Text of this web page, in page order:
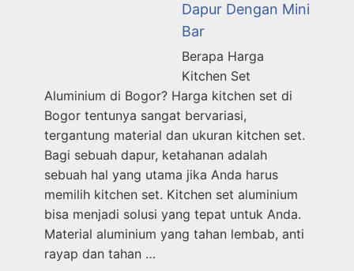
Dapur Dengan Mini
Bar
Berapa Harga
Kitchen Set
Aluminium di Bogor? Harga kitchen set di
Bogor tentunya sangat bervariasi,
tergantung material dan ukuran kitchen set.
Bagi sebuah dapur, ketahanan adalah
sebuah hal yang utama jika Anda harus
memilih kitchen set. Kitchen set aluminium
bisa menjadi solusi yang tepat untuk Anda.
Material aluminium yang tahan lembab, anti
rayap dan tahan …